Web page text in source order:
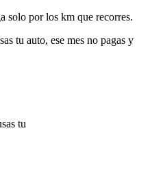
solo por los km que recorres.
tu auto, ese mes no pagas y
tu